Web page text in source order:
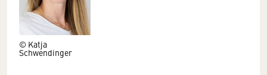
© Katja
Schwendinger